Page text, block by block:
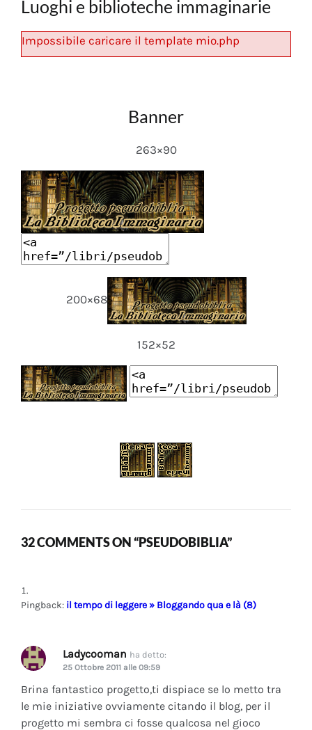
Luoghi e biblioteche immaginarie
Impossibile caricare il template mio.php
Banner
263×90
200×68
152×52
32 COMMENTS ON “PSEUDOBIBLIA”
Pingback: il tempo di leggere » Bloggando qua e là (8)
Ladycooman ha detto:
25 Ottobre 2011 alle 09:59
Brina fantastico progetto,ti dispiace se lo metto tra
le mie iniziative ovviamente citando il blog, per il
progetto mi sembra ci fosse qualcosa nel gioco